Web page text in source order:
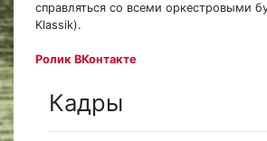
справляться со всеми оркестровыми
Klassik).
Ролик ВКонтакте
Кадры